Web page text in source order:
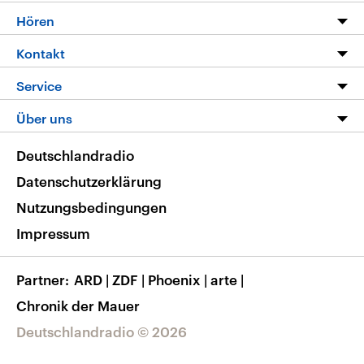
Programm
Die Nachrichten
Nachrichtenleicht
Neue Beiträge auf dlf.de
Hören
Livestream
Podcasts
Deutschlandfunk App
Nachrichten App
Frequenzen
Kontakt
Hörerservice
Service
FAQ
Veranstaltungen
Musikliste
RSS
Über uns
Barrierefreiheit
Deutschlandradio © 2026
Deutschlandradio
Datenschutzerklärung
Nutzungsbedingungen
Impressum
Partner ARD | ZDF | Phoenix | arte |
Chronik der Mauer